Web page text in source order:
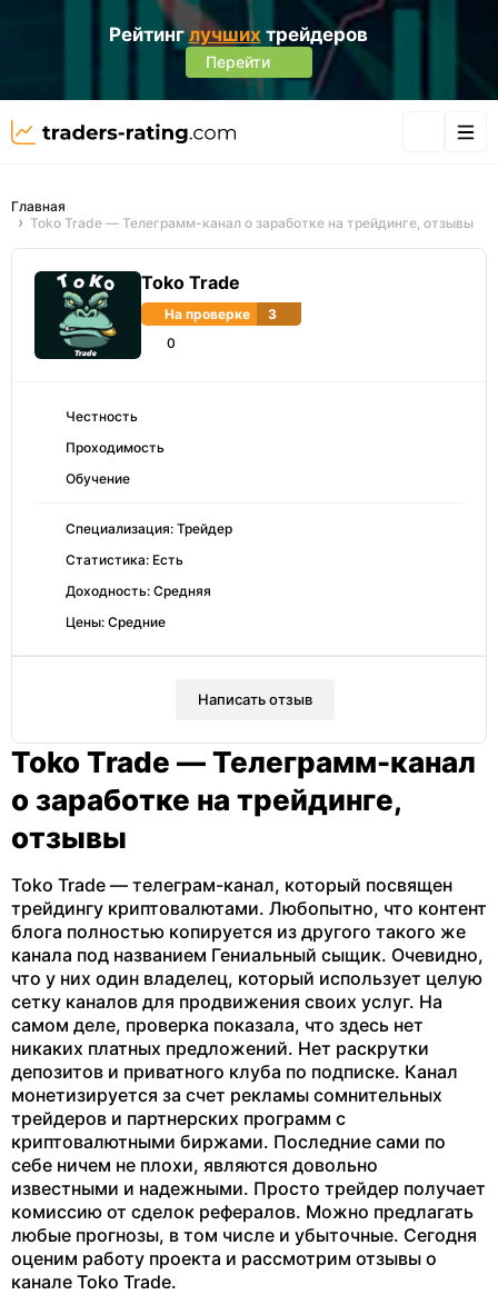
Рейтинглучших трейдеров
Перейти
Главная
Toko Trade — Телеграмм-канал о заработке на трейдинге, отзывы
Toko Trade
На проверке
3
0
Честность
Проходимость
Обучение
Специализация: Трейдер
Статистика: Есть
Доходность: Средняя
Цены: Средние
Написать отзыв
Toko Trade — Телеграмм-канал
о заработке на трейдинге,
отзывы
Toko Trade — телеграм-канал, который посвящен
трейдингу криптовалютами. Любопытно, что контент
блога полностью копируется из другого такого же
канала под названием Гениальный сыщик. Очевидно,
что у них один владелец, который использует целую
сетку каналов для продвижения своих услуг. На
самом деле, проверка показала, что здесь нет
никаких платных предложений. Нет раскрутки
депозитов и приватного клуба по подписке. Канал
монетизируется за счет рекламы сомнительных
трейдеров и партнерских программ с
криптовалютными биржами. Последние сами по
себе ничем не плохи, являются довольно
известными и надежными. Просто трейдер получает
комиссию от сделок рефералов. Можно предлагать
любые прогнозы, в том числе и убыточные. Сегодня
оценим работу проекта и рассмотрим отзывы о
канале Toko Trade.